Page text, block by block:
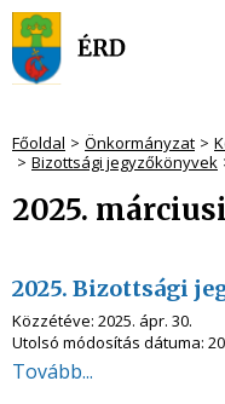
Főoldal Önkormányzat
Bizottsági jegyzőkönyvek
2025.
2025. Bizottsági
Közzétéve: 2025. ápr. 30.
Utolsó módosítás dátuma:
Tovább...